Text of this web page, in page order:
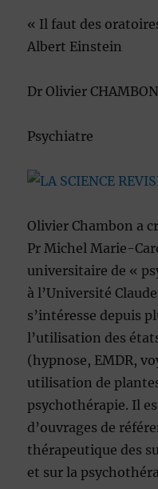
« Il faut des
Albert Einstein
Dr Olivier CHAMBON
Psychiatre
Olivier Chambon a
Pr Michel Marie-
universitaire de «
à l’Université
s’intéresse depuis
l’utilisation des
(hypnose, EMDR,
utilisation de
psychothérapie. Il
d’ouvrages de
thérapeutique des
et sur la